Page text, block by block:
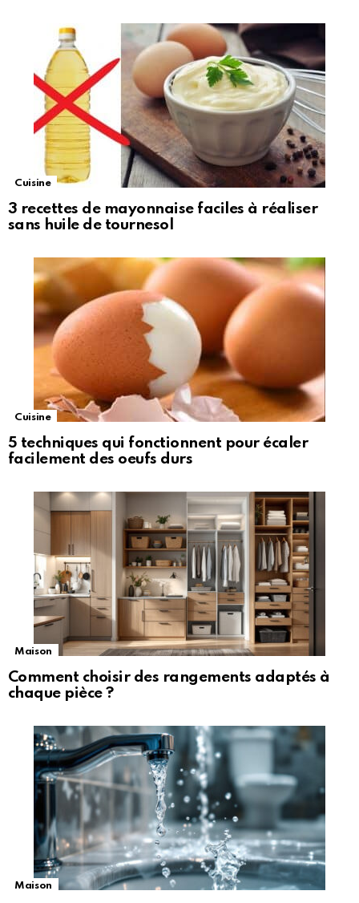
Cuisine
3 recettes de mayonnaise faciles à réaliser
sans huile de tournesol
Cuisine
5 techniques qui fonctionnent pour écaler
facilement des oeufs durs
Maison
Comment choisir des rangements adaptés à
chaque pièce ?
Maison